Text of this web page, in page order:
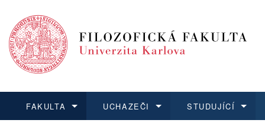
FAKULTA UCHAZEČI STUDUJÍCÍ